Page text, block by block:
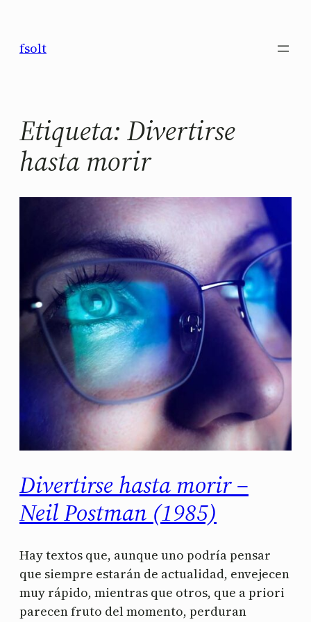
contenido
fsolt
Etiqueta: Divertirse
hasta morir
Divertirse hasta morir –
Neil Postman (1985)
Hay textos que, aunque uno podría pensar
que siempre estarán de actualidad, envejecen
muy rápido, mientras que otros, que a priori
parecen fruto del momento, perduran